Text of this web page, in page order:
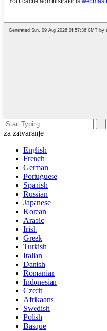
za zatvaranje
English
French
German
Portuguese
Spanish
Russian
Japanese
Korean
Arabic
Irish
Greek
Turkish
Italian
Danish
Romanian
Indonesian
Czech
Afrikaans
Swedish
Polish
Basque